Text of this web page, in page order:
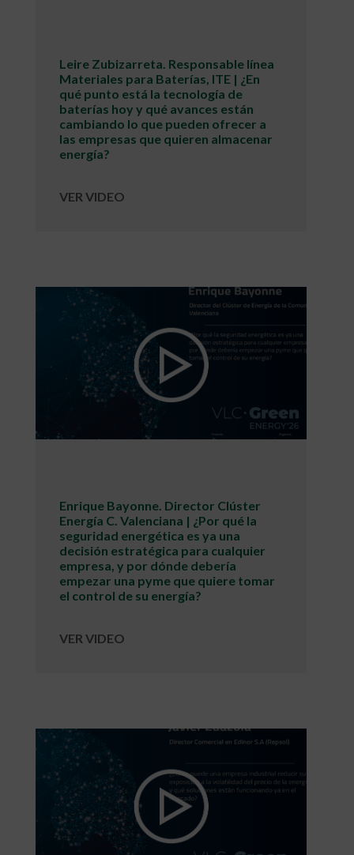
Leire Zubizarreta. Responsable línea
Materiales para Baterías, ITE | ¿En
qué punto está la tecnología de
baterías hoy y qué avances están
cambiando lo que pueden ofrecer a
las empresas que quieren almacenar
energía?
VER VIDEO
Enrique Bayonne. Director Clúster
Energía C. Valenciana | ¿Por qué la
seguridad energética es ya una
decisión estratégica para cualquier
empresa, y por dónde debería
empezar una pyme que quiere tomar
el control de su energía?
VER VIDEO